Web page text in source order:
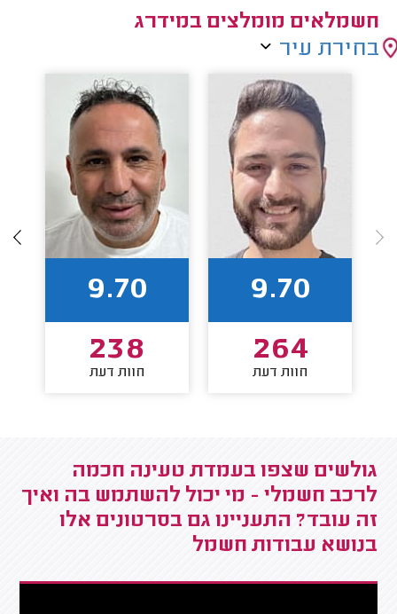
חשמלאים מומלצים במידרג
בחירת עיר
9.70
264
חוות דעת
9.70
238
חוות דעת
גולשים שצפו בעמדת טעינה חכמה
לרכב חשמלי - מי יכול להשתמש בה ואיך
זה עובד? התעניינו גם בסרטונים אלו
בנושא עבודות חשמל